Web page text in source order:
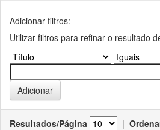
Adicionar filtros:
Utilizar filtros para refinar o resultado
Resultados/Página |